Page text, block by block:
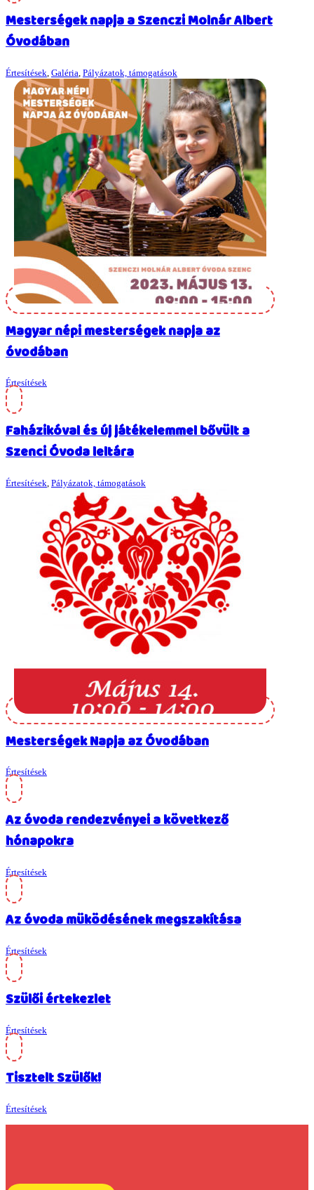
Mesterségek napja a Szenczi Molnár Albert
Óvodában
Értesítések Galéria Pályázatok, támogatások
Magyar népi mesterségek napja az
óvodában
Értesítések
Faházikóval és új játékelemmel bővült a
Szenci Óvoda leltára
Értesítések Pályázatok, támogatások
Mesterségek Napja az Óvodában
Értesítések
Az óvoda rendezvényei a következő
hónapokra
Értesítések
Az óvoda müködésének megszakítása
Értesítések
Szülői értekezlet
Értesítések
Tisztelt Szülők!
Értesítések